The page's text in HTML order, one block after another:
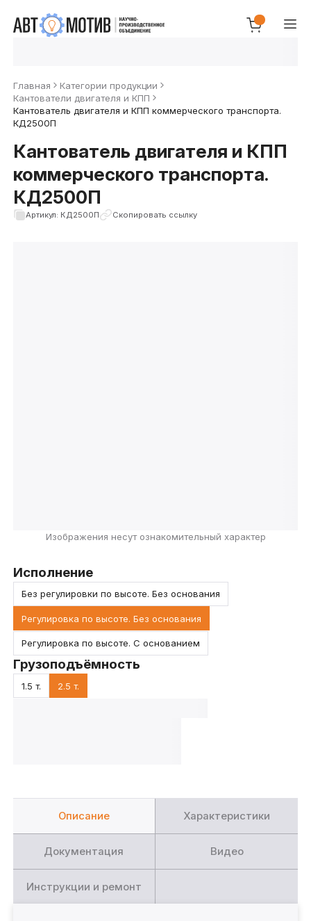
Главная
Категории продукции
Кантователи двигателя и КПП
Кантователь двигателя и КПП коммерческого транспорта.
КД2500П
Кантователь двигателя и КПП
коммерческого транспорта.
КД2500П
Артикул: КД2500П Скопировать ссылку
Изображения несут ознакомительный характер
Исполнение
Без регулировки по высоте. Без основания
Регулировка по высоте. Без основания
Регулировка по высоте. С основанием
Грузоподъёмность
1.5 т. 2.5 т.
Описание Характеристики
Документация Видео
Инструкции и ремонт